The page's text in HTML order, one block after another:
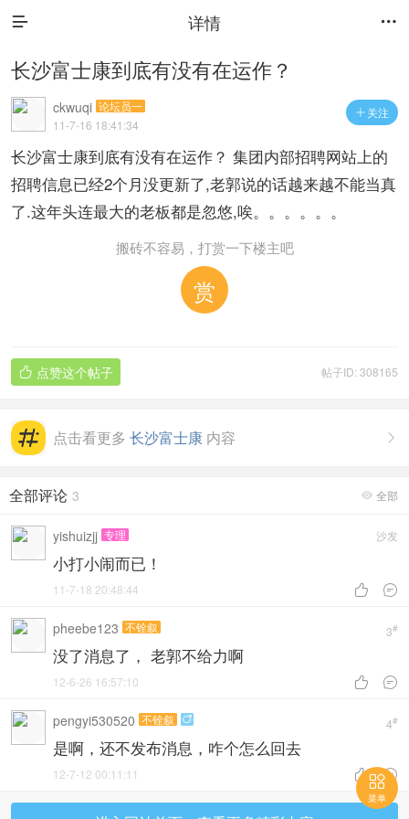
 详情 
长沙富士康到底有没有在运作？
 关注
ckwuqi 论坛员一
11-7-16 18:41:34
长沙富士康到底有没有在运作？ 集团内部招聘网站上的
招聘信息已经2个月没更新了,老郭说的话越来越不能当真
了.这年头连最大的老板都是忽悠,唉。。。。。。
搬砖不容易，打赏一下楼主吧
赏
帖子ID: 308165
 点赞这个帖子

点击看更多 长沙富士康 内容
 全部
全部评论 3
沙发
yishuizjj 专理
小打小闹而已！
 
11-7-18 20:48:44
3#
pheebe123 不铨叙
没了消息了， 老郭不给力啊
 
12-6-26 16:57:10
4#
pengyi530520 不铨叙 
是啊，还不发布消息，咋个怎么回去
 
12-7-12 00:11:11 
菜单